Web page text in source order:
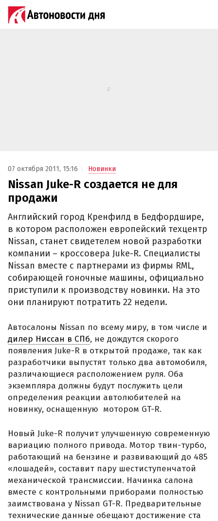
07 октября 2011, 15:16 Новинки
Nissan Juke-R создается не для
продажи
Английский город Кренфилд в Бедфордшире,
в котором расположен европейский техцентр
Nissan, станет свидетелем новой разработки
компании – кроссовера Juke-R. Специалисты
Nissan вместе с партнерами из фирмы RML,
собирающей гоночные машины, официально
приступили к производству новинки. На это
они планируют потратить 22 недели.
Автосалоны Nissan по всему миру, в том числе и
дилер Ниссан в СПб, не дождутся скорого
появления Juke-R в открытой продаже, так как
разработчики выпустят только два автомобиля,
различающиеся расположением руля. Оба
экземпляра должны будут послужить цели
определения реакции автолюбителей на
новинку, оснащенную мотором GT-R.
Новый Juke-R получит улучшенную современную
вариацию полного привода. Мотор твин-турбо,
работающий на бензине и развивающий до 485
«лошадей», составит пару шестиступенчатой
механической трансмиссии. Начинка салона
вместе с контрольными приборами полностью
заимствована у Nissan GT-R. Предварительные
технические данные обещают достижение ста